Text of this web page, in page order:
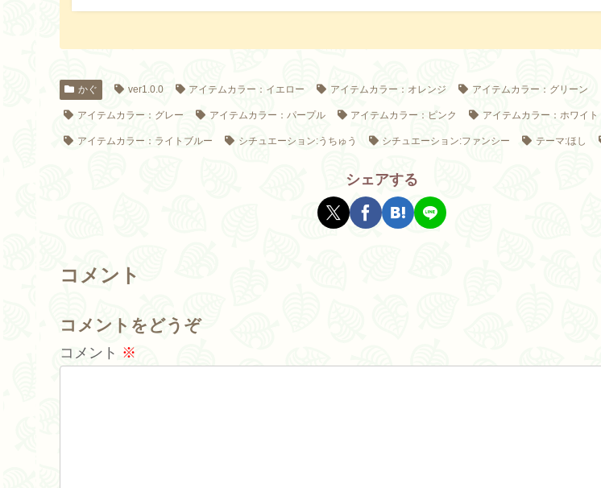
かぐ ver1.0.0 アイテムカラー：イエロー アイテムカラー：オレンジ アイテムカラー：グリーン
アイテムカラー：グレー アイテムカラー：パープル アイテムカラー：ピンク アイテムカラー：ホワイト
アイテムカラー：ライトブルー シチュエーション:うちゅう シチュエーション:ファンシー テーマ:ほし
シェアする
コメント
コメントをどうぞ
コメント ※